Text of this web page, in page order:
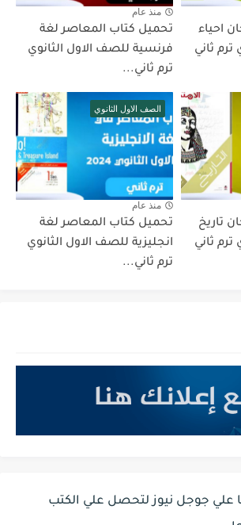
احياء
ترم ثاني
منذ عام
تحميل كتاب المعاصر لغة
فرنسية للصف الاول الثانوي
ترم ثاني...
تاريخ
ترم ثاني
الصف الاول الثانوي
منذ عام
تحميل كتاب المعاصر لغة
انجليزية للصف الاول الثانوي
ترم ثاني...
علي جوجل نيوز لتحصل علي الكتب